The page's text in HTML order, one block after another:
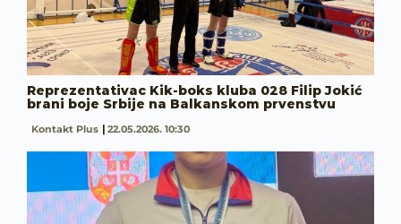
Reprezentativac Kik-boks kluba 028 Filip Jokić
brani boje Srbije na Balkanskom prvenstvu
Kontakt Plus 22.05.2026. 10:30